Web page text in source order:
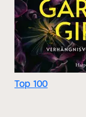
Top 100